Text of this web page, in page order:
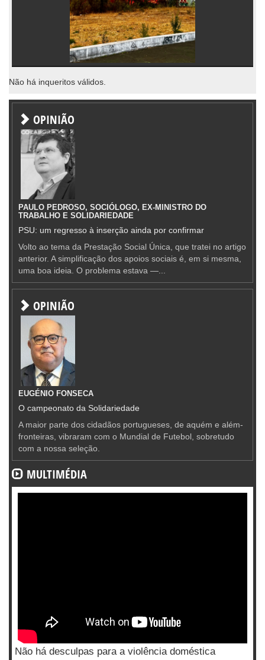
Não há inqueritos válidos.
OPINIÃO
PAULO PEDROSO, SOCIÓLOGO, EX-MINISTRO DO
TRABALHO E SOLIDARIEDADE
PSU: um regresso à inserção ainda por confirmar
Volto ao tema da Prestação Social Única, que tratei no artigo
anterior. A simplificação dos apoios sociais é, em si mesma,
uma boa ideia. O problema estava —...
OPINIÃO
EUGÉNIO FONSECA
O campeonato da Solidariedade
A maior parte dos cidadãos portugueses, de aquém e além-
fronteiras, vibraram com o Mundial de Futebol, sobretudo
com a nossa seleção.
MULTIMÉDIA
Não há desculpas para a violência doméstica